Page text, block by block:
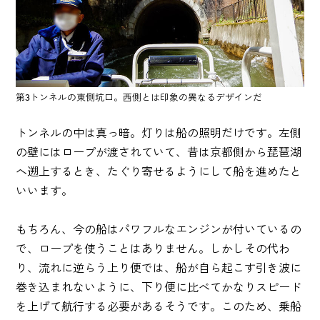
第3トンネルの東側坑口。西側とは印象の異なるデザインだ
トンネルの中は真っ暗。灯りは船の照明だけです。左側
の壁にはロープが渡されていて、昔は京都側から琵琶湖
へ遡上するとき、たぐり寄せるようにして船を進めたと
いいます。
もちろん、今の船はパワフルなエンジンが付いているの
で、ロープを使うことはありません。しかしその代わ
り、流れに逆らう上り便では、船が自ら起こす引き波に
巻き込まれないように、下り便に比べてかなりスピード
を上げて航行する必要があるそうです。このため、乗船